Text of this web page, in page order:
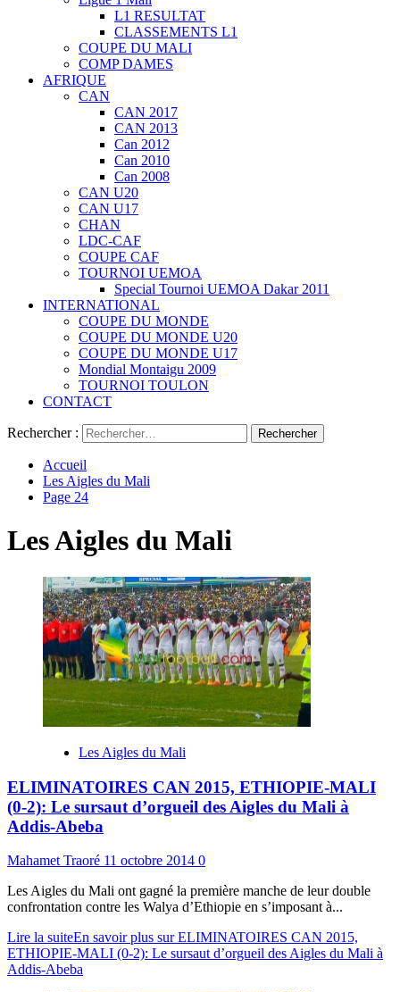
L1 RESULTAT
CLASSEMENTS L1
COUPE DU MALI
COMP DAMES
AFRIQUE
CAN
CAN 2017
CAN 2013
Can 2012
Can 2010
Can 2008
CAN U20
CAN U17
CHAN
LDC-CAF
COUPE CAF
TOURNOI UEMOA
Special Tournoi UEMOA Dakar 2011
INTERNATIONAL
COUPE DU MONDE
COUPE DU MONDE U20
COUPE DU MONDE U17
Mondial Montaigu 2009
TOURNOI TOULON
CONTACT
Rechercher :
Accueil
Les Aigles du Mali
Page 24
Les Aigles du Mali
Les Aigles du Mali
ELIMINATOIRES CAN 2015, ETHIOPIE-MALI
(0-2): Le sursaut d’orgueil des Aigles du Mali à
Addis-Abeba
Mahamet Traoré 11 octobre 2014 0
Les Aigles du Mali ont gagné la première manche de leur double
confrontation contre les Walya d’Ethiopie en s’imposant à...
Lire la suiteEn savoir plus sur ELIMINATOIRES CAN 2015,
ETHIOPIE-MALI (0-2): Le sursaut d’orgueil des Aigles du Mali à
Addis-Abeba